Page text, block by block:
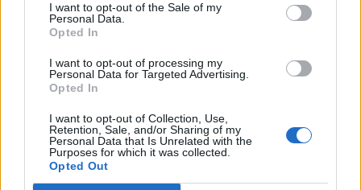
I want to opt-out of the Sale of my
Personal Data.
Opted In
I want to opt-out of processing my
Personal Data for Targeted Advertising.
Opted In
I want to opt-out of Collection, Use,
Retention, Sale, and/or Sharing of my
Personal Data that Is Unrelated with the
Purposes for which it was collected.
Opted Out
Cristiano Ronaldo esulta contro l'Udinese (Getty